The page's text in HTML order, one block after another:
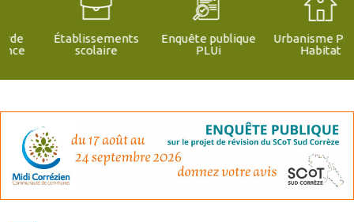
Établissements
scolaire
Enquête publique
Urbanisme PLUI -
Habitat